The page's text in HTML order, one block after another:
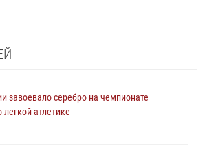
завоевало серебро на чемпионате
атлетике